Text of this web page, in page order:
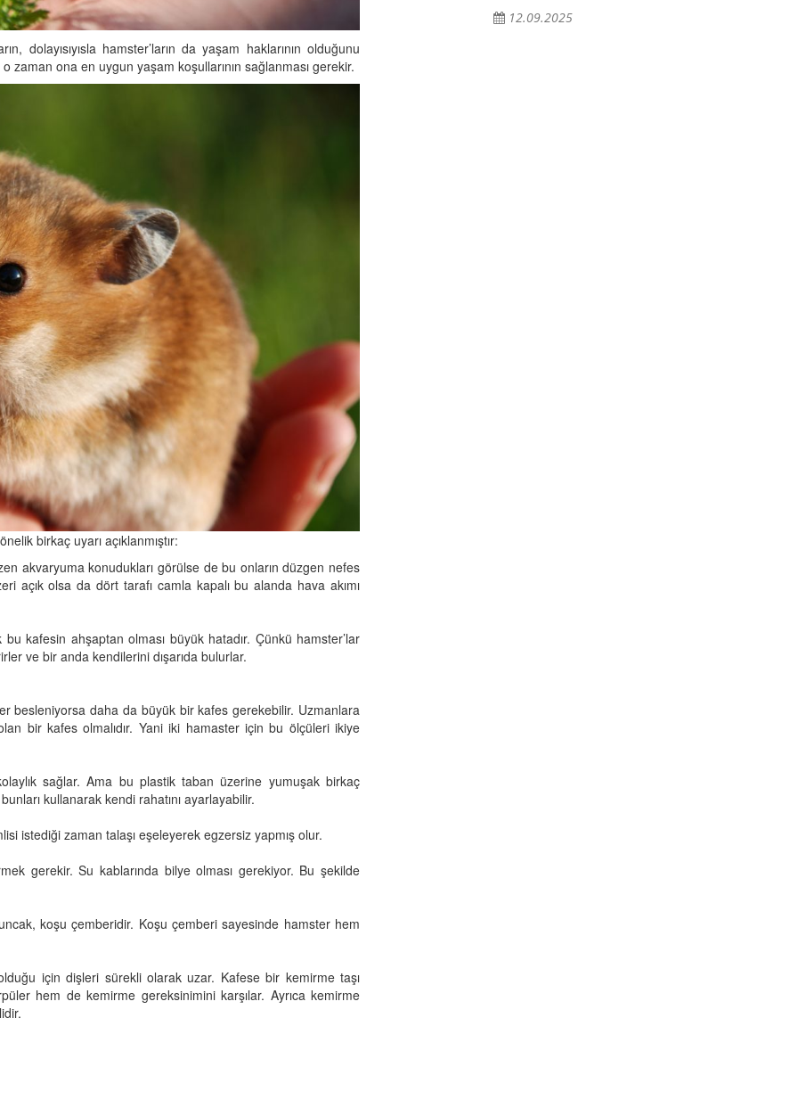
dolayısıyısla hamster’ların da yaşam haklarının olduğunu
zaman ona en uygun yaşam koşullarının sağlanması gerekir.
birkaç uyarı açıklanmıştır:
akvaryuma konudukları görülse de bu onların düzgen nefes
açık olsa da dört tarafı camla kapalı bu alanda hava akımı
kafesin ahşaptan olması büyük hatadır. Çünkü hamster’lar
ve bir anda kendilerini dışarıda bulurlar.
besleniyorsa daha da büyük bir kafes gerekebilir. Uzmanlara
bir kafes olmalıdır. Yani iki hamaster için bu ölçüleri ikiye
sağlar. Ama bu plastik taban üzerine yumuşak birkaç
kullanarak kendi rahatını ayarlayabilir.
istediği zaman talaşı eşeleyerek egzersiz yapmış olur.
gerekir. Su kablarında bilye olması gerekiyor. Bu şekilde
koşu çemberidir. Koşu çemberi sayesinde hamster hem
için dişleri sürekli olarak uzar. Kafese bir kemirme taşı
hem de kemirme gereksinimini karşılar. Ayrıca kemirme
12.09.2025